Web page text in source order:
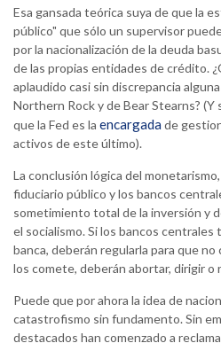
Esa gansada teórica suya de que la
público" que sólo un supervisor
por la nacionalización de la deuda
de las propias entidades de crédito.
aplaudido casi sin discrepancia
Northern Rock y de Bear Stearns? (Y
que la Fed es la encargada de
activos de este último).
La conclusión lógica del
fiduciario público y los bancos
sometimiento total de la inversión y
el socialismo. Si los bancos
banca, deberán regularla para que
los comete, deberán abortar, dirigir o
Puede que por ahora la idea de
catastrofismo sin fundamento. Sin
destacados han comenzado a